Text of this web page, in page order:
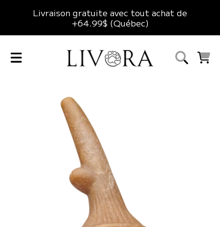
ALLER AU CONTENU
Livraison gratuite avec tout achat de
+64.99$ (Québec)
ALLER AUX INFORMATIONS DU PRODUIT